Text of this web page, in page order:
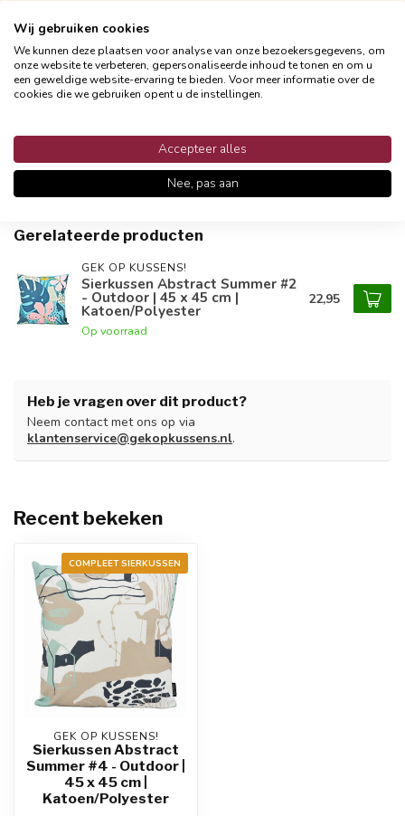
Persoonlijke klantenservices
Reviews
Gerelateerde producten
GEK OP KUSSENS!
Sierkussen Abstract Summer #2
- Outdoor | 45 x 45 cm |
Katoen/Polyester
Op voorraad
22,95
Heb je vragen over dit product?
Neem contact met ons op via
klantenservice@gekopkussens.nl.
Recent bekeken
COMPLEET SIERKUSSEN
GEK OP KUSSENS!
Sierkussen Abstract
Summer #4 - Outdoor |
45 x 45 cm |
Katoen/Polyester
Wij gebruiken cookies
We kunnen deze plaatsen voor analyse van onze bezoekersgegevens, om
onze website te verbeteren, gepersonaliseerde inhoud te tonen en om u
een geweldige website-ervaring te bieden. Voor meer informatie over de
cookies die we gebruiken opent u de instellingen.
Accepteer alles
Nee, pas aan